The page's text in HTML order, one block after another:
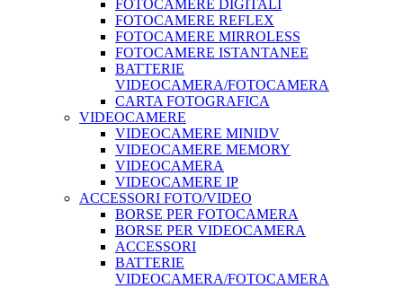
FOTOCAMERE DIGITALI
FOTOCAMERE REFLEX
FOTOCAMERE MIRROLESS
FOTOCAMERE ISTANTANEE
BATTERIE
VIDEOCAMERA/FOTOCAMERA
CARTA FOTOGRAFICA
VIDEOCAMERE
VIDEOCAMERE MINIDV
VIDEOCAMERE MEMORY
VIDEOCAMERA
VIDEOCAMERE IP
ACCESSORI FOTO/VIDEO
BORSE PER FOTOCAMERA
BORSE PER VIDEOCAMERA
ACCESSORI
BATTERIE
VIDEOCAMERA/FOTOCAMERA